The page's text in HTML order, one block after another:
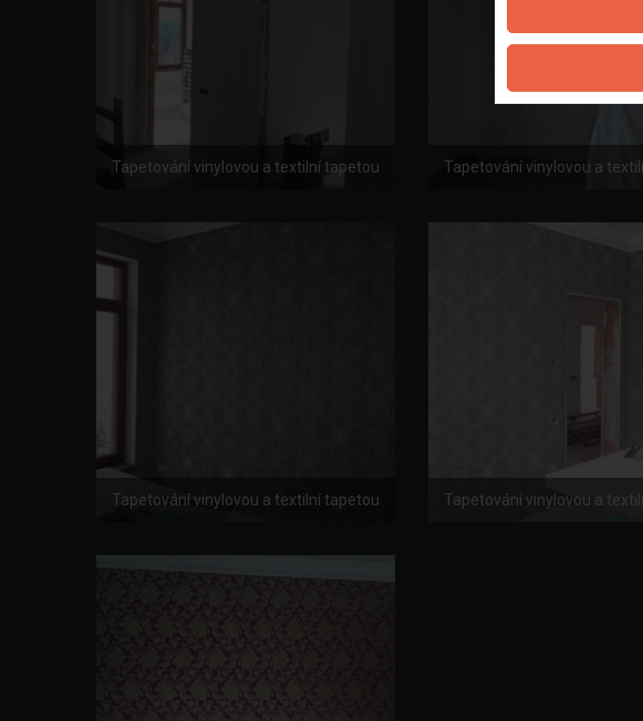
Tapetování vinylovou a textilní tapetou Tapetování vinylovou a
Tapetování vinylovou a textilní tapetou Tapetování vinylovou a